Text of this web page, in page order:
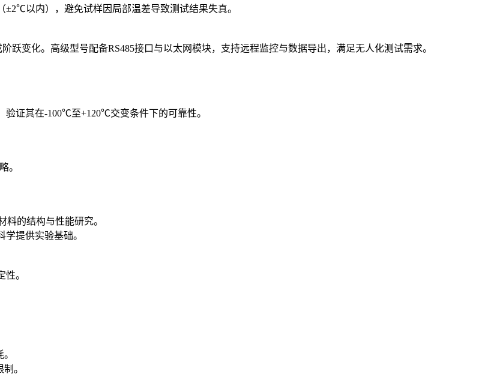
以内），避免试样因局部温差导致测试结果失真。
变化。高级型号配备RS485接口与以太网模块，支持远程监控与数据导出，满足无人化测试需求。
证其在-100℃至+120℃交变条件下的可靠性。
。
的结构与性能研究。
提供实验基础。
。
。